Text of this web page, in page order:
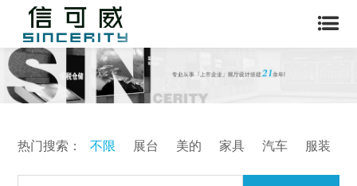
热门搜索： 不限 展台 美的 家具 汽车 服装